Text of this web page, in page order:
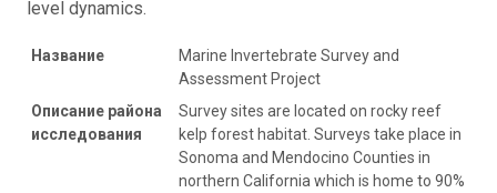
level dynamics.
Название
Marine Invertebrate Survey and
Assessment Project
Описание района
исследования
Survey sites are located on rocky reef
kelp forest habitat. Surveys take place in
Sonoma and Mendocino Counties in
northern California which is home to 90%